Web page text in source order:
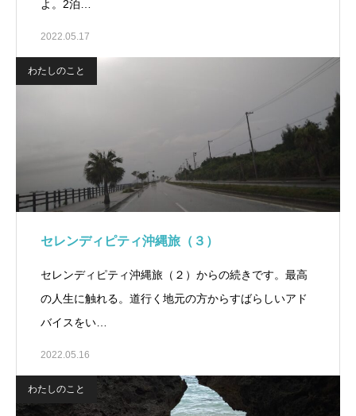
よ。2泊…
2022.05.17
わたしのこと
セレンディピティ沖縄旅（３）
セレンディピティ沖縄旅（２）からの続きです。最高
の人生に触れる。道行く地元の方からすばらしいアド
バイスをい…
2022.05.16
わたしのこと